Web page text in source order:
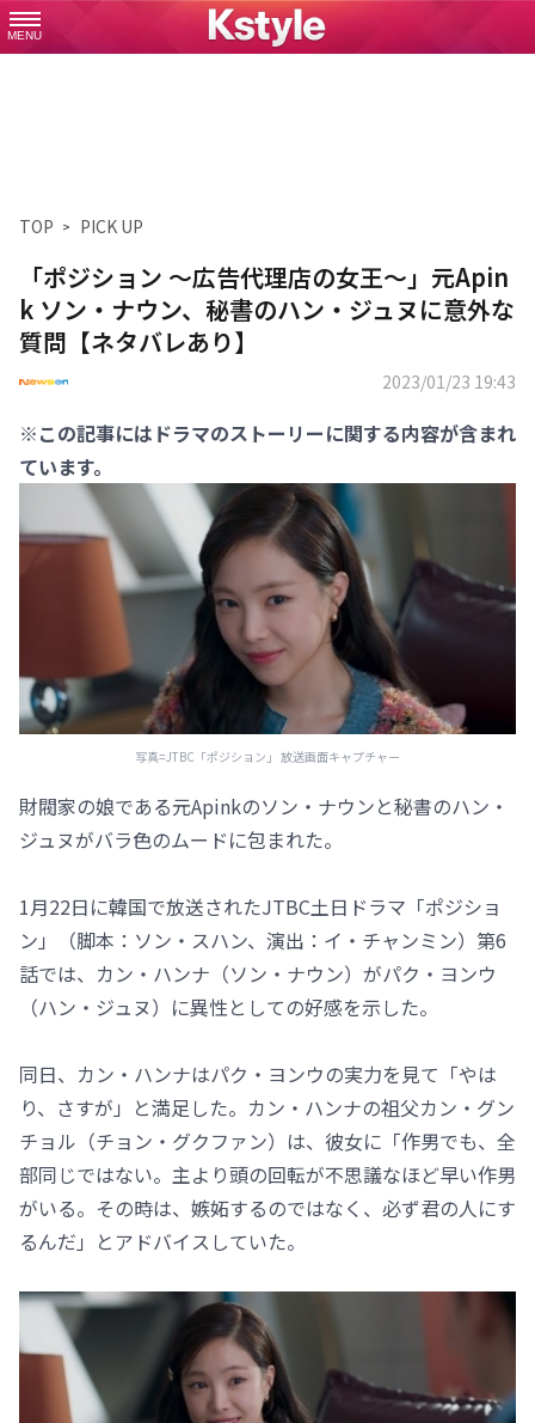
MENU
TOP PICK UP
「ポジション ～広告代理店の女王～」元Apin
k ソン・ナウン、秘書のハン・ジュヌに意外な
質問【ネタバレあり】
2023/01/23 19:43
※この記事にはドラマのストーリーに関する内容が含まれ
ています。
写真=JTBC「ポジション」 放送画面キャプチャー
財閥家の娘である元Apinkのソン・ナウンと秘書のハン・
ジュヌがバラ色のムードに包まれた。
1月22日に韓国で放送されたJTBC土日ドラマ「ポジショ
ン」（脚本：ソン・スハン、演出：イ・チャンミン）第6
話では、カン・ハンナ（ソン・ナウン）がパク・ヨンウ
（ハン・ジュヌ）に異性としての好感を示した。
同日、カン・ハンナはパク・ヨンウの実力を見て「やは
り、さすが」と満足した。カン・ハンナの祖父カン・グン
チョル（チョン・グクファン）は、彼女に「作男でも、全
部同じではない。主より頭の回転が不思議なほど早い作男
がいる。その時は、嫉妬するのではなく、必ず君の人にす
るんだ」とアドバイスしていた。